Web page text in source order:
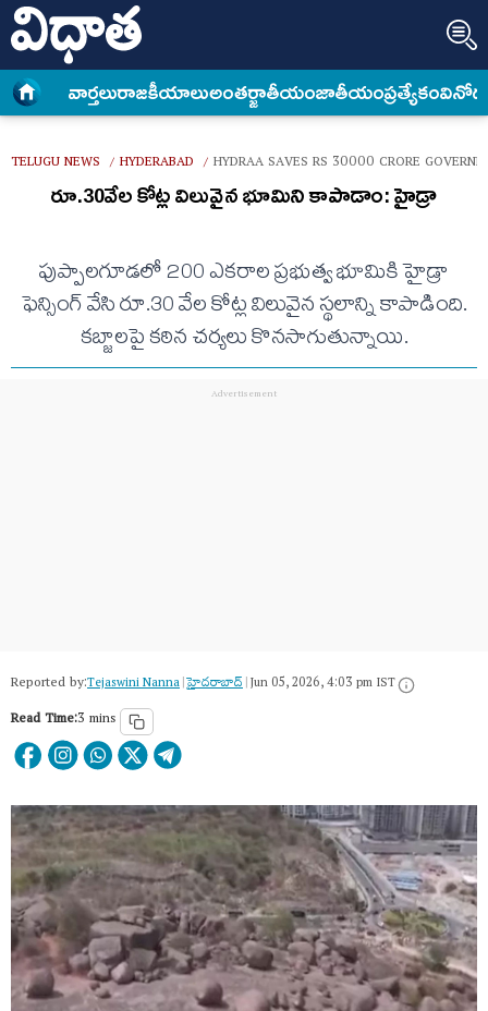
వార్త‌లురాజకీయాలుఅంత‌ర్జాతీయంజాతీయంప్రత్యేకం
TELUGU NEWS / HYDERABAD / HYDRAA SAVES RS 30000 CRORE
రూ.30వేల కోట్ల విలువైన భూమిని కాపాడాం: హైడ్రా
పుప్పాలగూడలో 200 ఎకరాల ప్రభుత్వ భూమికి హైడ్రా
ఫెన్సింగ్ వేసి రూ.30 వేల కోట్ల విలువైన స్థలాన్ని కాపాడింది.
కబ్జాలపై కఠిన చర్యలు కొనసాగుతున్నాయి.
Reported by:Tejaswini Nanna|హైదరాబాద్​|Jun 05, 2026, 4:03 pm IST
Read Time:3 mins